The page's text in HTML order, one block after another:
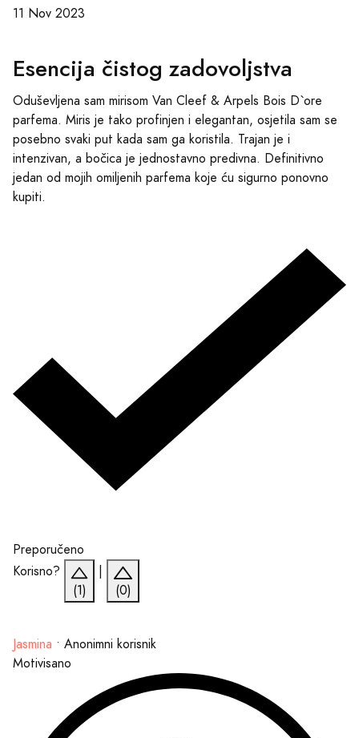
11 Nov 2023
Esencija čistog zadovoljstva
Oduševljena sam mirisom Van Cleef & Arpels Bois D`ore
parfema. Miris je tako profinjen i elegantan, osjetila sam se
posebno svaki put kada sam ga koristila. Trajan je i
intenzivan, a bočica je jednostavno predivna. Definitivno
jedan od mojih omiljenih parfema koje ću sigurno ponovno
kupiti.
Preporučeno
Korisno?
(1)
(0)
Jasmina • Anonimni korisnik
Motivisano